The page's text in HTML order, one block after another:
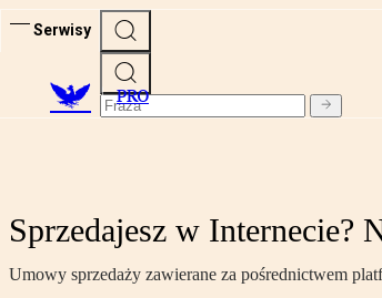
Serwisy
PRO
Sprzedajesz w Internecie?
Umowy sprzedaży zawierane za pośrednictwem